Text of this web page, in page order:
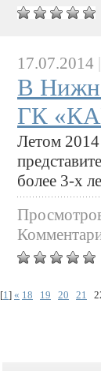
17.07.2014 |
В
ГК
Летом
более 3-х
[1 ] « 18 19 20 21